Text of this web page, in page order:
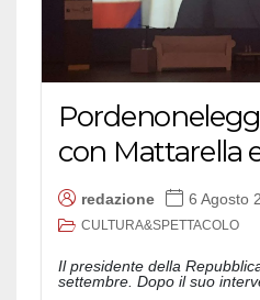
con Mattarella
redazione 6 Agosto
CULTURA&SPETTACOLO
Il presidente della
settembre. Dopo il suo